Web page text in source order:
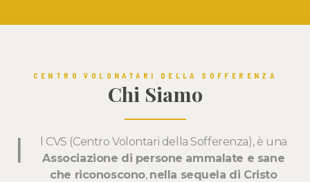
CENTRO VOLONATARI DELLA SOFFERENZA
Chi Siamo
I
l CVS (Centro Volontari della Sofferenza), è una
Associazione di persone ammalate e sane
che riconoscono, nella sequela di Cristo